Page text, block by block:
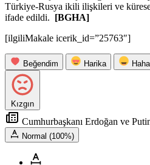
Türkiye-Rusya ikili ilişkileri ve
ifade edildi. [BGHA]
[ilgiliMakale icerik_id=”25763″]
Beğendim Harika Haha
Kızgın
Cumhurbaşkanı Erdoğan ve
Normal (100%)